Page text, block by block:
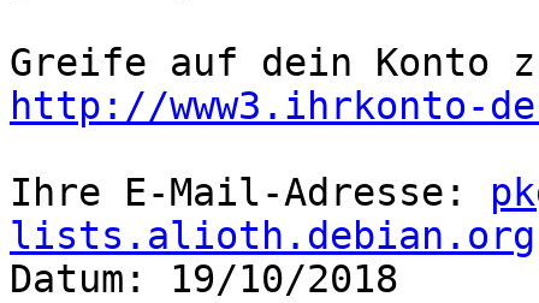
http://www3.ihrkonto-
Ihre E-Mail-Adresse:
lists.alioth.debian.org
Datum: 19/10/2018